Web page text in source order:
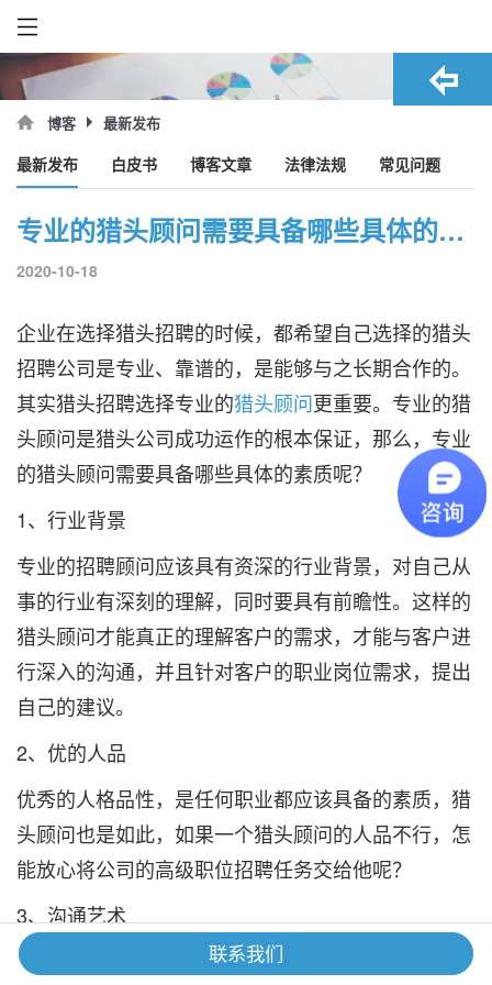
博客 最新发布
最新发布 白皮书 博客文章 法律法规 常见问题
专业的猎头顾问需要具备哪些具体的素质
2020-10-18
企业在选择猎头招聘的时候，都希望自己选择的猎头
招聘公司是专业、靠谱的，是能够与之长期合作的。
其实猎头招聘选择专业的猎头顾问更重要。专业的猎
头顾问是猎头公司成功运作的根本保证，那么，专业
的猎头顾问需要具备哪些具体的素质呢？
1、行业背景
专业的招聘顾问应该具有资深的行业背景，对自己从
事的行业有深刻的理解，同时要具有前瞻性。这样的
猎头顾问才能真正的理解客户的需求，才能与客户进
行深入的沟通，并且针对客户的职业岗位需求，提出
自己的建议。
2、优的人品
优秀的人格品性，是任何职业都应该具备的素质，猎
头顾问也是如此，如果一个猎头顾问的人品不行，怎
能放心将公司的高级职位招聘任务交给他呢？
3、沟通艺术
专业的猎头顾问应该有娴熟的沟通艺术，要善于发现
联系我们